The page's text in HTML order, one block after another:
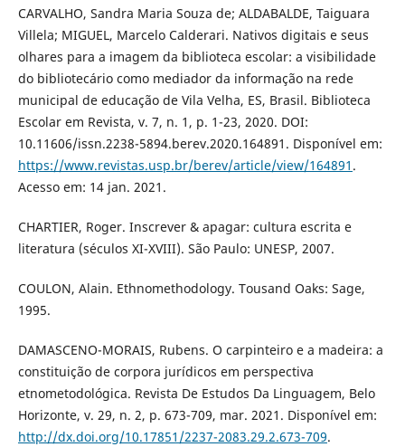
CARVALHO, Sandra Maria Souza de; ALDABALDE, Taiguara
Villela; MIGUEL, Marcelo Calderari. Nativos digitais e seus
olhares para a imagem da biblioteca escolar: a visibilidade
do bibliotecário como mediador da informação na rede
municipal de educação de Vila Velha, ES, Brasil. Biblioteca
Escolar em Revista, v. 7, n. 1, p. 1-23, 2020. DOI:
10.11606/issn.2238-5894.berev.2020.164891. Disponível em:
https://www.revistas.usp.br/berev/article/view/164891 .
Acesso em: 14 jan. 2021.
CHARTIER, Roger. Inscrever & apagar: cultura escrita e
literatura (séculos XI-XVIII). São Paulo: UNESP, 2007.
COULON, Alain. Ethnomethodology. Tousand Oaks: Sage,
1995.
DAMASCENO-MORAIS, Rubens. O carpinteiro e a madeira: a
constituição de corpora jurídicos em perspectiva
etnometodológica. Revista De Estudos Da Linguagem, Belo
Horizonte, v. 29, n. 2, p. 673-709, mar. 2021. Disponível em:
http://dx.doi.org/10.17851/2237-2083.29.2.673-709.